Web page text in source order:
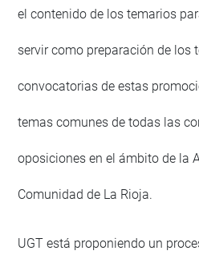
el contenido de los temarios
servir como preparación de los
convocatorias de estas
temas comunes de todas las
oposiciones en el ámbito de la
Comunidad de La Rioja.
UGT está proponiendo un